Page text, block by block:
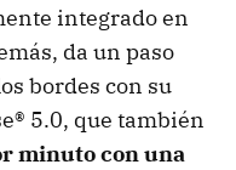
integrado en
da un paso
bordes con su
5.0, que también
minuto con una